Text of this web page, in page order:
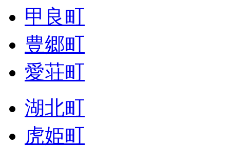
甲良町
豊郷町
愛荘町
湖北町
虎姫町